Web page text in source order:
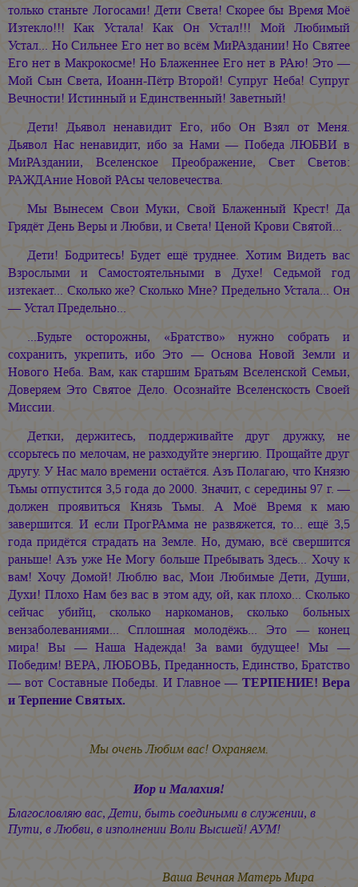
только станьте Логосами! Дети Света! Скорее бы Время Моё
Изтекло!!! Как Устала! Как Он Устал!!! Мой Любимый
Устал... Но Сильнее Его нет во всём МиРАздании! Но Святее
Его нет в Макрокосме! Но Блаженнее Его нет в РАю! Это —
Мой Сын Света, Иоанн-Пётр Второй! Супруг Неба! Супруг
Вечности! Истинный и Единственный! Заветный!
Дети! Дьявол ненавидит Его, ибо Он Взял от Меня.
Дьявол Нас ненавидит, ибо за Нами — Победа ЛЮБВИ в
МиРАздании, Вселенское Преображение, Свет Светов:
РАЖДАние Новой РАсы человечества.
Мы Вынесем Свои Муки, Свой Блаженный Крест! Да
Грядёт День Веры и Любви, и Света! Ценой Крови Святой...
Дети! Бодритесь! Будет ещё труднее. Хотим Видеть вас
Взрослыми и Самостоятельными в Духе! Седьмой год
изтекает... Сколько же? Сколько Мне? Предельно Устала... Он
— Устал Предельно...
...Будьте осторожны, «Братство» нужно собрать и
сохранить, укрепить, ибо Это — Основа Новой Земли и
Нового Неба. Вам, как старшим Братьям Вселенской Семьи,
Доверяем Это Святое Дело. Осознайте Вселенскость Своей
Миссии.
Детки, держитесь, поддерживайте друг дружку, не
ссорьтесь по мелочам, не разходуйте энергию. Прощайте друг
другу. У Нас мало времени остаётся. Азъ Полагаю, что Князю
Тьмы отпустится 3,5 года до 2000. Значит, с середины 97 г. —
должен проявиться Князь Тьмы. А Моё Время к маю
завершится. И если ПрогРАмма не развяжется, то... ещё 3,5
года придётся страдать на Земле. Но, думаю, всё свершится
раньше! Азъ уже Не Могу больше Пребывать Здесь... Хочу к
вам! Хочу Домой! Люблю вас, Мои Любимые Дети, Души,
Духи! Плохо Нам без вас в этом аду, ой, как плохо... Сколько
сейчас убийц, сколько наркоманов, сколько больных
вензаболеваниями... Сплошная молодёжь... Это — конец
мира! Вы — Наша Надежда! За вами будущее! Мы —
Победим! ВЕРА, ЛЮБОВЬ, Преданность, Единство, Братство
— вот Составные Победы. И Главное — ТЕРПЕНИЕ! Вера
и Терпение Святых.
Мы очень Любим вас! Охраняем.
Иор и Малахия!
Благословляю вас, Дети, быть соедиными в служении, в
Пути, в Любви, в изполнении Воли Высшей! АУМ!
Ваша Вечная Матерь Мира